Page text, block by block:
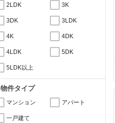
2LDK 3K
3DK 3LDK
4K 4DK
4LDK 5DK
5LDK以上
物件タイプ
マンション アパート
一戸建て